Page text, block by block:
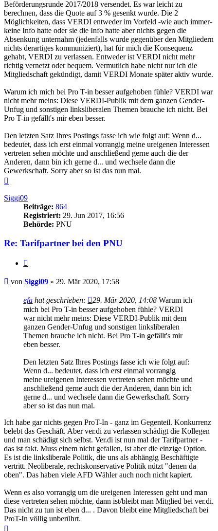
Beförderungsrunde 2017/2018 versendet. Es war leicht zu
berechnen, dass die Quote auf 3 % gesenkt wurde. Die 2
Möglichkeiten, dass VERDI entweder im Vorfeld -wie auch immer-
keine Info hatte oder sie die Info hatte aber nichts gegen die
Absenkung unternahm (jedenfalls wurde gegenüber den Mitgliedern
nichts derartiges kommuniziert), hat für mich die Konsequenz
gehabt, VERDI zu verlassen. Entweder ist VERDI nicht mehr
richtig vernetzt oder bequem. Vermutlich habe nicht nur ich die
Mitgliedschaft gekündigt, damit VERDI Monate später aktiv wurde.
Warum ich mich bei Pro T-in besser aufgehoben fühle? VERDI war
nicht mehr meins: Diese VERDI-Publik mit dem ganzen Gender-
Unfug und sonstigen linksliberalen Themen brauche ich nicht. Bei
Pro T-in gefällt's mir eben besser.
Den letzten Satz Ihres Postings fasse ich wie folgt auf: Wenn d...
bedeutet, dass ich erst einmal vorrangig meine ureigenen Interessen
vertreten sehen möchte und anschließend gerne auch die der
Anderen, dann bin ich gerne d... und wechsele dann die
Gewerkschaft. Sorry aber so ist das nun mal.
Siggi09
Beiträge: 864
Registriert: 29. Jun 2017, 16:56
Behörde: PNU
Re: Tarifpartner bei den PNU
Beitrag
von Siggi09 » 29. Mär 2020, 17:58
efa hat geschrieben: 29. Mär 2020, 14:08 Warum ich
mich bei Pro T-in besser aufgehoben fühle? VERDI
war nicht mehr meins: Diese VERDI-Publik mit dem
ganzen Gender-Unfug und sonstigen linksliberalen
Themen brauche ich nicht. Bei Pro T-in gefällt's mir
eben besser.
Den letzten Satz Ihres Postings fasse ich wie folgt auf:
Wenn d... bedeutet, dass ich erst einmal vorrangig
meine ureigenen Interessen vertreten sehen möchte und
anschließend gerne auch die der Anderen, dann bin ich
gerne d... und wechsele dann die Gewerkschaft. Sorry
aber so ist das nun mal.
Ich habe gar nichts gegen ProT-In - ganz im Gegenteil. Konkurrenz
belebt das Geschäft. Aber ver.di zu verlassen schädigt die Kollegen
und man schädigt sich selbst. Ver.di ist nun mal der Tarifpartner -
das ist fakt. Muss einem nicht gefallen, ist aber die einzige Option.
Es ist die linksliberale Politik, die uns als abhängig Beschäftigte
vertritt. Neoliberale, rechtskonservative Politik nützt "denen da
oben". Das haben viele AFD Wähler auch noch nicht kapiert.
Wenn es also vorrangig um die ureigenen Interessen geht und man
diese vertreten sehen möchte, dann ist/bleibt man Mitglied bei ver.di.
Das nicht zu tun ist eben d... . Davon bleibt eine Mitgliedschaft bei
ProT-In völlig unberührt.